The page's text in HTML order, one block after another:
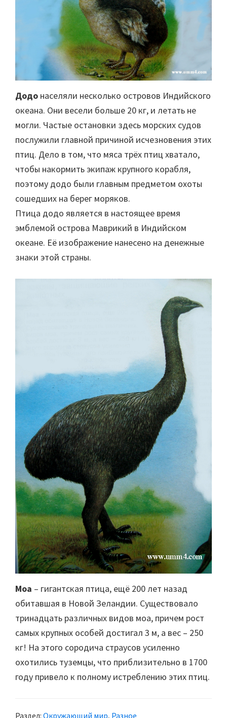
Додо населяли несколько островов Индийского
океана. Они весели больше 20 кг, и летать не
могли. Частые остановки здесь морских судов
послужили главной причиной исчезновения этих
птиц. Дело в том, что мяса трёх птиц хватало,
чтобы накормить экипаж крупного корабля,
поэтому додо были главным предметом охоты
сошедших на берег моряков.
Птица додо является в настоящее время
эмблемой острова Маврикий в Индийском
океане. Её изображение нанесено на денежные
знаки этой страны.
Моа – гигантская птица, ещё 200 лет назад
обитавшая в Новой Зеландии. Существовало
тринадцать различных видов моа, причем рост
самых крупных особей достигал 3 м, а вес – 250
кг! На этого сородича страусов усиленно
охотились туземцы, что приблизительно в 1700
году привело к полному истреблению этих птиц.
Раздел: Окружающий мир, Разное